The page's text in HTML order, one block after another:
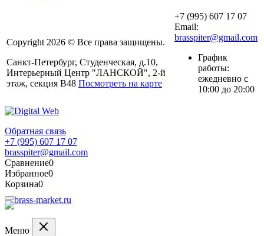
Copyright 2026 © Все права защищены.
Санкт-Петербург, Студенческая, д.10,
Интерьерный Центр "ЛАНСКОЙ", 2-й
этаж, секция В48 Посмотреть на карте
+7 (995) 607 17 07
Email:
brasspiter@gmail.com
График
работы:
ежедневно с
10:00 до 20:00
Обратная связь
+7 (995) 607 17 07
brasspiter@gmail.com
Сравнение0
Избранное0
Корзина0
Меню